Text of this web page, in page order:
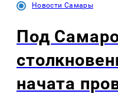
Новости Самары
Под
начата